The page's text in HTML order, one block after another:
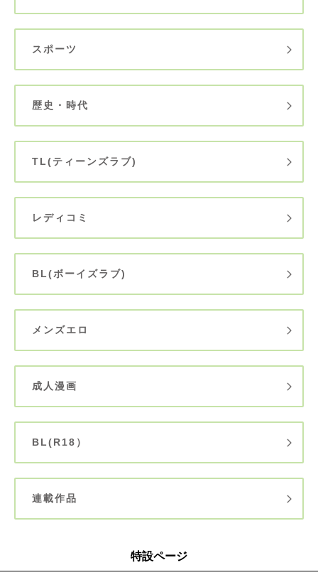
スポーツ
歴史・時代
TL(ティーンズラブ)
レディコミ
BL(ボーイズラブ)
メンズエロ
成人漫画
BL(R18）
連載作品
特設ページ